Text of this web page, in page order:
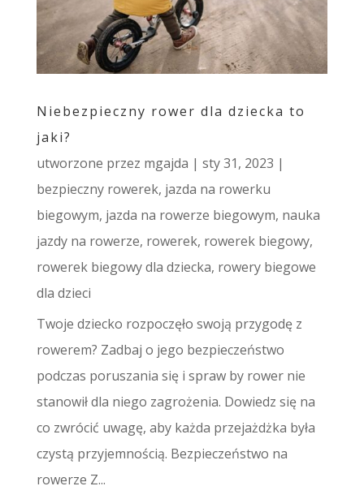
Niebezpieczny rower dla dziecka to
jaki?
utworzone przez mgajda | sty 31, 2023 |
bezpieczny rowerek, jazda na rowerku
biegowym, jazda na rowerze biegowym, nauka
jazdy na rowerze, rowerek, rowerek biegowy,
rowerek biegowy dla dziecka, rowery biegowe
dla dzieci
Twoje dziecko rozpoczęło swoją przygodę z
rowerem? Zadbaj o jego bezpieczeństwo
podczas poruszania się i spraw by rower nie
stanowił dla niego zagrożenia. Dowiedz się na
co zwrócić uwagę, aby każda przejażdżka była
czystą przyjemnością. Bezpieczeństwo na
rowerze Z...